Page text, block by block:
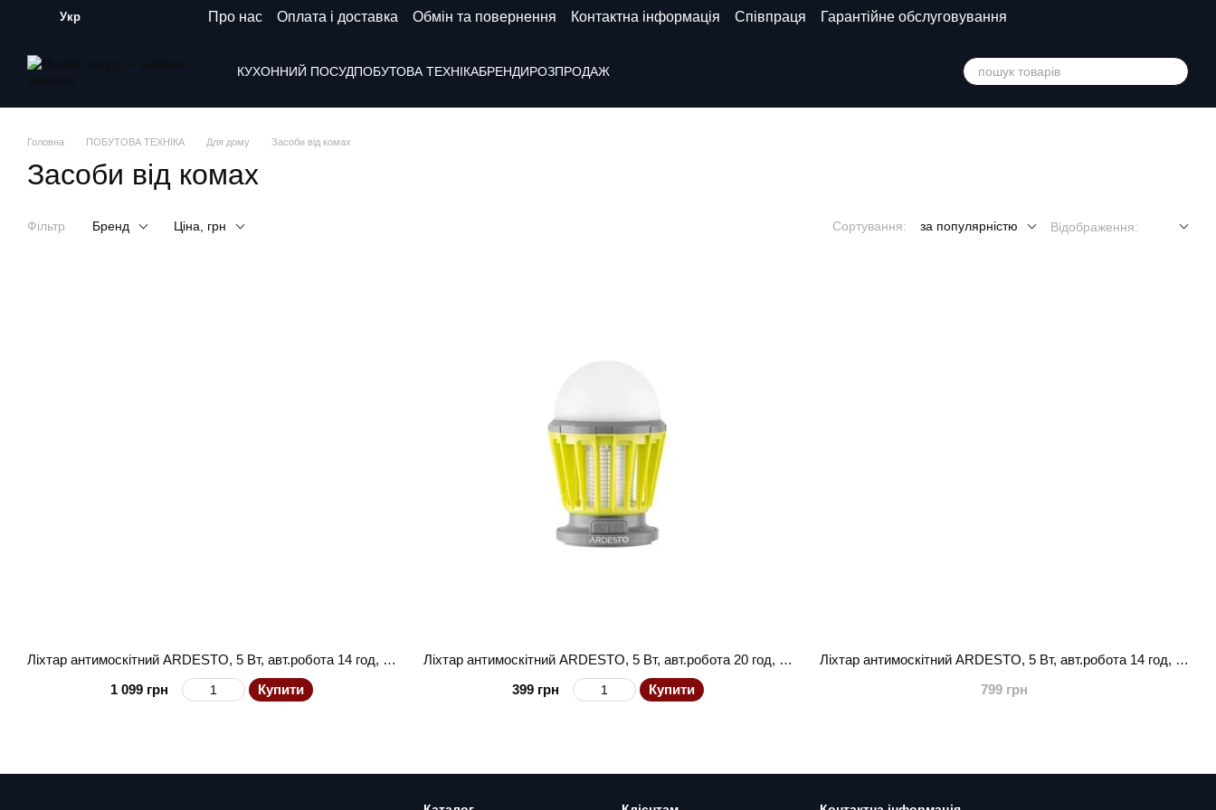
Перейти до основного контенту
Укр Про нас Оплата і доставка Обмін та повернення Контактна інформація Співпраця Гарантійне обслуговування
КУХОННИЙ ПОСУДПОБУТОВА ТЕХНІКАБРЕНДИРОЗПРОДАЖ
Головна ПОБУТОВА ТЕХНІКА Для дому Засоби від комах
Засоби від комах
Фільтр Бренд Ціна, грн Сортування: за популярністю Відображення:
Ліхтар антимоскітний ARDESTO, 5 Вт, авт.робота 14 год, 6000-6500К, акумулятор 2000 мА•год., USB-C > USB-A, чорний
1 099 грн
Купити
Ліхтар антимоскітний ARDESTO, 5 Вт, авт.робота 20 год, 6000-6500К, сонячна батарея, акумулятор 1200 мА•год., USB-C > USB-A, сіро-зелений
399 грн
Купити
Ліхтар антимоскітний ARDESTO, 5 Вт, авт.робота 14 год, 6000-6500К, сонячна батарея, акумулятор 2000 мА•год, USB-C > USB-A, чорний
799 грн